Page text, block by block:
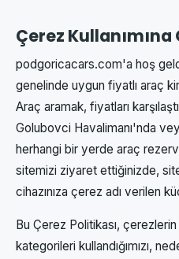
Çerez Kullanımına
podgoricacars.com'a hoş
genelinde uygun fiyatlı araç
Araç aramak, fiyatları
Golubovci Havalimanı'nda
herhangi bir yerde araç
sitemizi ziyaret ettiğinizde,
cihazınıza çerez adı verilen
Bu Çerez Politikası,
kategorileri kullandığımızı,